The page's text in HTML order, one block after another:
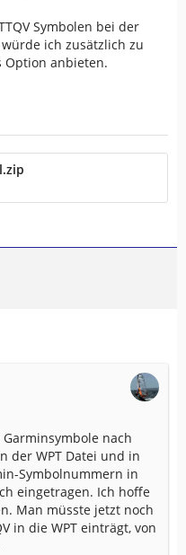
Symbolen bei der
ich zusätzlich zu
Option anbieten.
nach
der WPT Datei und in
Symbolnummern in
eingetragen. Ich hoffe
Man müsste jetzt noch
in die WPT einträgt, von